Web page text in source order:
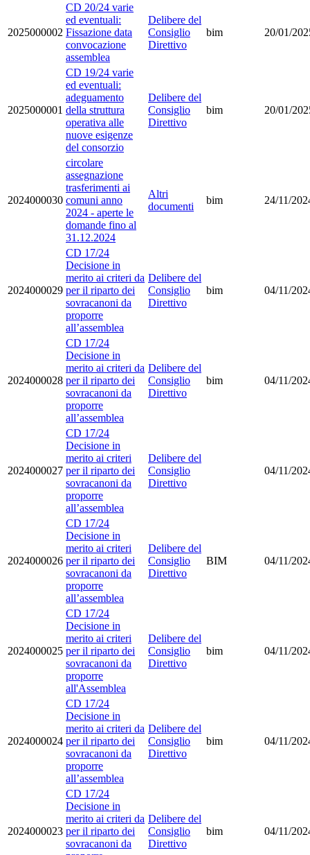
2025000002
CD 20/24 varie
ed eventuali:
Fissazione data
convocazione
assemblea
Delibere del
Consiglio
Direttivo
bim 20/01/
2025000001
CD 19/24 varie
ed eventuali:
adeguamento
della struttura
operativa alle
nuove esigenze
del consorzio
Delibere del
Consiglio
Direttivo
bim 20/01/
2024000030
circolare
assegnazione
trasferimenti ai
comuni anno
2024 - aperte le
domande fino al
31.12.2024
Altri
documenti
bim 24/11/
2024000029
CD 17/24
Decisione in
merito ai criteri da
per il riparto dei
sovracanoni da
proporre
all’assemblea
Delibere del
Consiglio
Direttivo
bim 04/11/
2024000028
CD 17/24
Decisione in
merito ai criteri da
per il riparto dei
sovracanoni da
proporre
all’assemblea
Delibere del
Consiglio
Direttivo
bim 04/11/
2024000027
CD 17/24
Decisione in
merito ai criteri
per il riparto dei
sovracanoni da
proporre
all’assemblea
Delibere del
Consiglio
Direttivo
04/11/
2024000026
CD 17/24
Decisione in
merito ai criteri
per il riparto dei
sovracanoni da
proporre
all’assemblea
Delibere del
Consiglio
Direttivo
BIM 04/11/
2024000025
CD 17/24
Decisione in
merito ai criteri
per il riparto dei
sovracanoni da
proporre
all'Assemblea
Delibere del
Consiglio
Direttivo
bim 04/11/
2024000024
CD 17/24
Decisione in
merito ai criteri da
per il riparto dei
sovracanoni da
proporre
all’assemblea
Delibere del
Consiglio
Direttivo
bim 04/11/
2024000023
CD 17/24
Decisione in
merito ai criteri da
per il riparto dei
sovracanoni da
Delibere del
Consiglio
Direttivo
bim 04/11/